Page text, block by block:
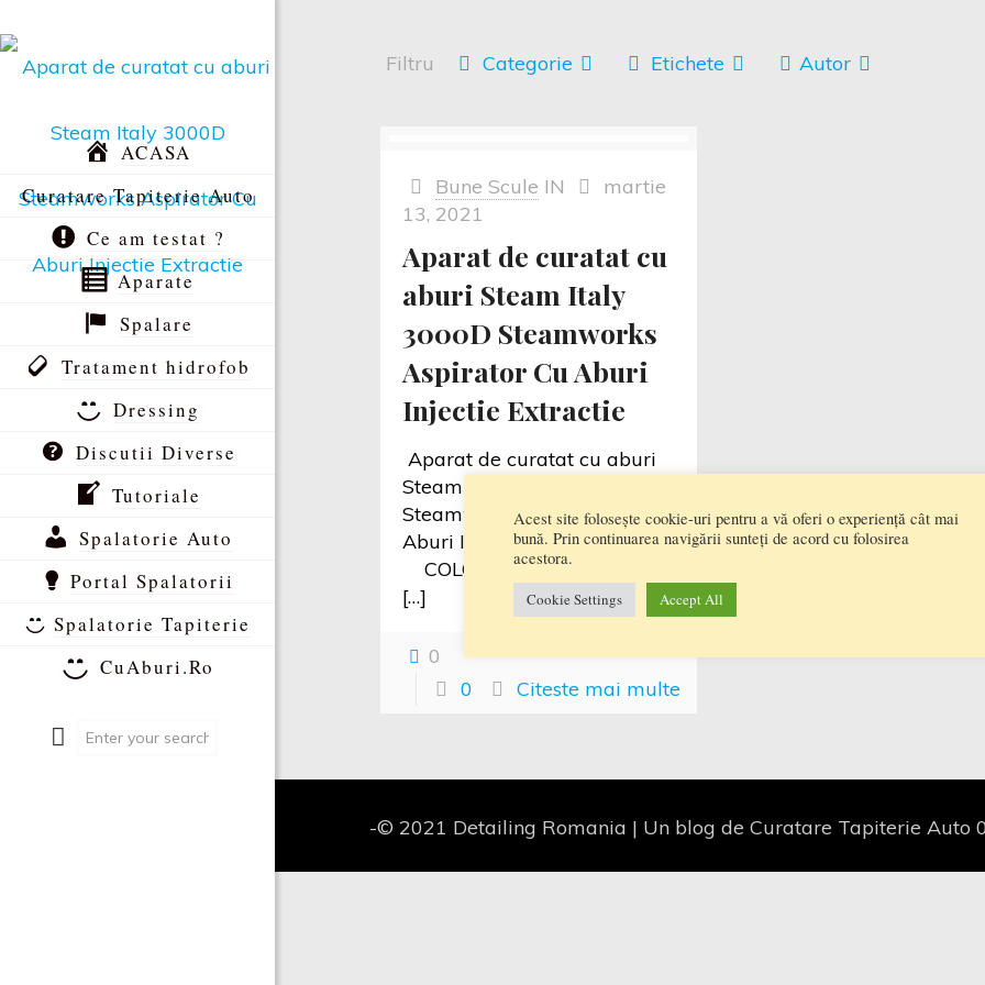
ACASA
Curatare Tapiterie Auto
Ce am testat ?
Aparate
Spalare
Tratament hidrofob
Dressing
Discutii Diverse
Tutoriale
Spalatorie Auto
Portal Spalatorii
Spalatorie Tapiterie
CuAburi.Ro
Filtru Categorie Etichete Autor
Bune Scule IN
martie
13, 2021
Aparat de curatat cu
aburi Steam Italy
3000D Steamworks
Aspirator Cu Aburi
Injectie Extractie
Aparat de curatat cu aburi
Steam Italy 3000D
Steamworks Aspirator Cu
Aburi Injectie Extractie
COLOR BLUE, GREY, RED
[…]
0
0
Citeste mai multe
-© 2021 Detailing Romania | Un blog de Curatare Tapiterie Auto
Acest site folosește cookie-uri pentru a vă oferi o experiență cât mai
bună. Prin continuarea navigării sunteți de acord cu folosirea
acestora.
Cookie Settings Accept All